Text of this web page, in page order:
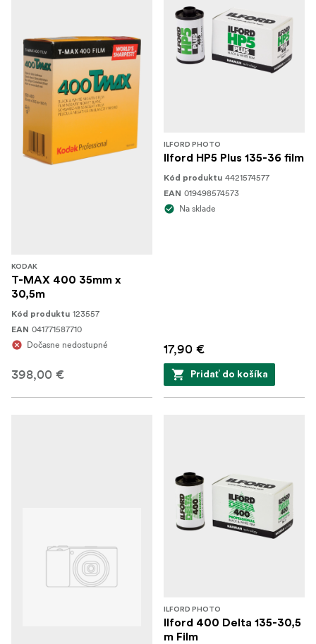
KODAK
T-MAX 400 35mm x
30,5m
Kód produktu 123557
EAN 041771587710
Dočasne nedostupné
398,00 €
ILFORD PHOTO
Ilford HP5 Plus 135-36 film
Kód produktu 4421574577
EAN 019498574573
Na sklade
17,90 €
Pridať do košíka
ILFORD PHOTO
Ilford 400 Delta 135-30,5
m Film